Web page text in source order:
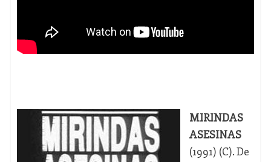
MIRINDAS
ASESINAS
(1991) (C). De